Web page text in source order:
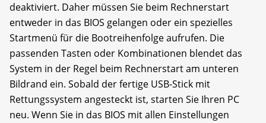
deaktiviert. Daher müssen Sie beim Rechnerstart
entweder in das BIOS gelangen oder ein spezielles
Startmenü für die Bootreihenfolge aufrufen. Die
passenden Tasten oder Kombinationen blendet das
System in der Regel beim Rechnerstart am unteren
Bildrand ein. Sobald der fertige USB-Stick mit
Rettungssystem angesteckt ist, starten Sie Ihren PC
neu. Wenn Sie in das BIOS mit allen Einstellungen